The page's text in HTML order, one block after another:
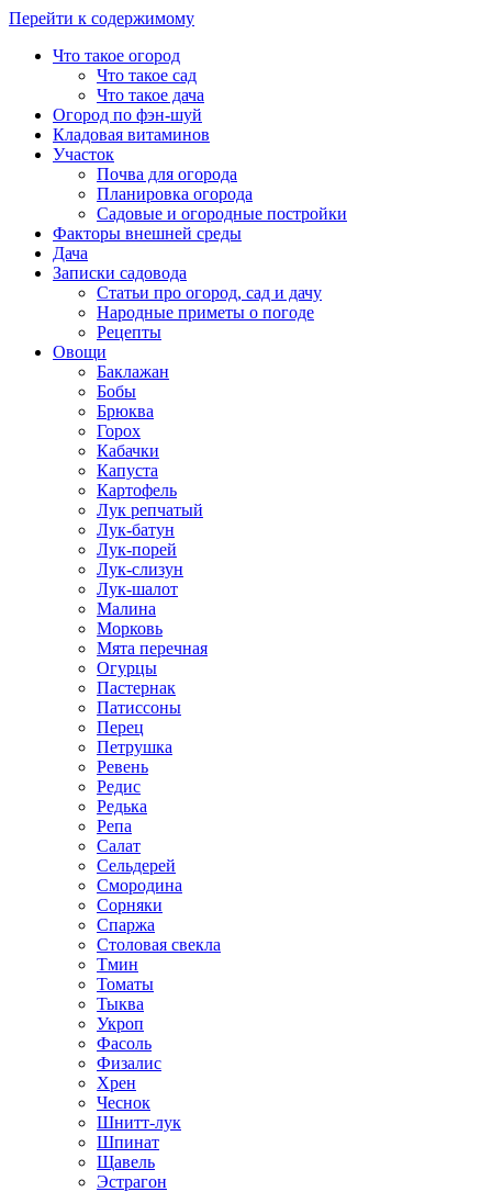
Перейти к содержимому
Что такое огород
Что такое сад
Что такое дача
Огород по фэн-шуй
Кладовая витаминов
Участок
Почва для огорода
Планировка огорода
Садовые и огородные постройки
Факторы внешней среды
Дача
Записки садовода
Статьи про огород, сад и дачу
Народные приметы о погоде
Рецепты
Овощи
Баклажан
Бобы
Брюква
Горох
Кабачки
Капуста
Картофель
Лук репчатый
Лук-батун
Лук-порей
Лук-слизун
Лук-шалот
Малина
Морковь
Мята перечная
Огурцы
Пастернак
Патиссоны
Перец
Петрушка
Ревень
Редис
Редька
Репа
Салат
Сельдерей
Смородина
Сорняки
Спаржа
Столовая свекла
Тмин
Томаты
Тыква
Укроп
Фасоль
Физалис
Хрен
Чеснок
Шнитт-лук
Шпинат
Щавель
Эстрагон